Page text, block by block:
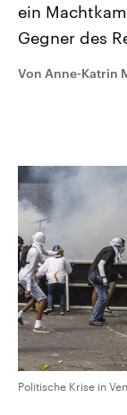
Bundesland von
Umfragen,
und
und Kandidaten
Sendungen
ein
Gegner des
Von Anne-Katrin
Politische Krise in